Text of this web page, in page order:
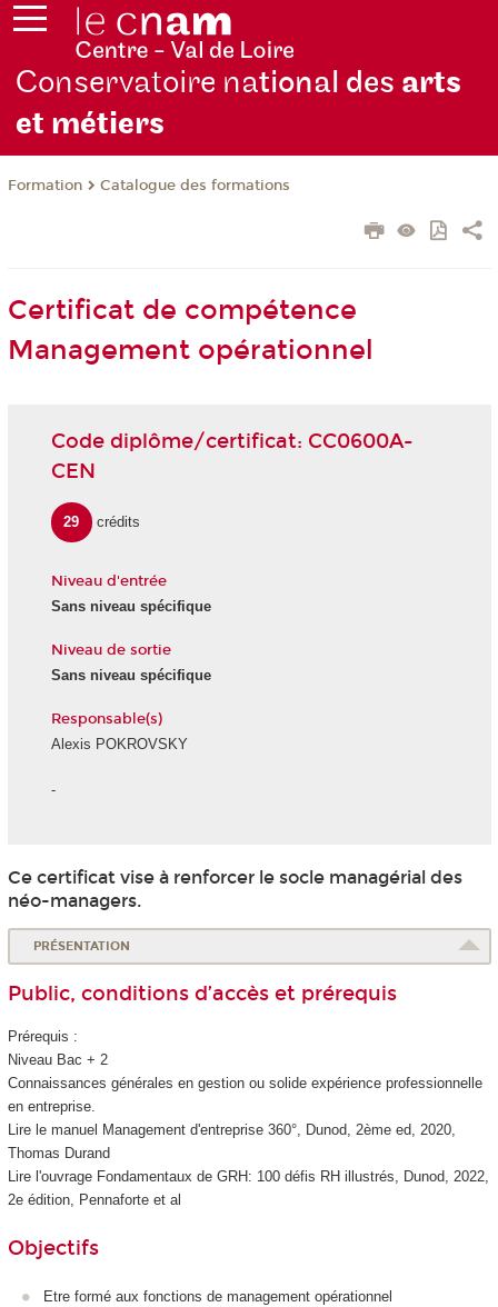
Conservatoire national des arts
et métiers
Formation Catalogue des formations
Certificat de compétence
Management opérationnel
Code diplôme/certificat: CC0600A-
CEN
29 crédits
Niveau d'entrée
Sans niveau spécifique
Niveau de sortie
Sans niveau spécifique
Responsable(s)
Alexis POKROVSKY
-
Ce certificat vise à renforcer le socle managérial des
néo-managers.
PRÉSENTATION
Public, conditions d’accès et prérequis
Prérequis :
Niveau Bac + 2
Connaissances générales en gestion ou solide expérience professionnelle
en entreprise.
Lire le manuel Management d'entreprise 360°, Dunod, 2ème ed, 2020,
Thomas Durand
Lire l'ouvrage Fondamentaux de GRH: 100 défis RH illustrés, Dunod, 2022,
2e édition, Pennaforte et al
Objectifs
Etre formé aux fonctions de management opérationnel